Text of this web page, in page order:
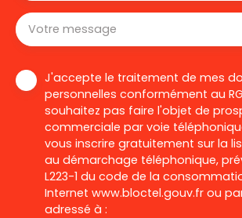
Votre message
J'accepte le traitement de mes
personnelles conformément au
souhaitez pas faire l'objet de
commerciale par voie
vous inscrire gratuitement sur la
au démarchage téléphonique,
L223-1 du code de la
Internet www.bloctel.gouv.fr ou
adressé à :